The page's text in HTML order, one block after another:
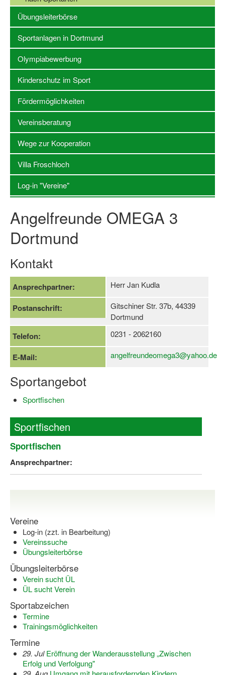
Stellenangebote SSB Dortmund
Vereine
Vereinssuche
Übungsleiterbörse
Sportanlagen in Dortmund
Olympiabewerbung
Kinderschutz im Sport
Fördermöglichkeiten
Wege zur Kooperation
Villa Froschloch
Log-in "Vereine"
Qualifizierung
SSB Qualifizierungen
Übersicht Qualifizierungswege
Qualifizierung im Vereinsmanagement
Fachtag Bildung braucht Bewegung
Erste-Hilfe-Ausbildung
Anmeldeformular / Anmeldebedingungen
Bezuschussung Qualifizierung für Dortmunder
Projekte
Open Sports Day
Dortmund lernt Schwimmen
Bewegungskindergarten
Mini-Sportabzeichen
Sportgutschein 4.0
SportartCheck
Sport vor Ort
Integration durch Sport
NRW bewegt seine KINDER!
Übungsleiterbörse
Sportanlagen in Dortmund
Olympiabewerbung
Kinderschutz im Sport
Fördermöglichkeiten
Vereinsberatung
Wege zur Kooperation
Villa Froschloch
Log-in "Vereine"
Angelfreunde OMEGA 3
Dortmund
Kontakt
Ansprechpartner: Herr Jan Kudla
Postanschrift:
Gitschiner Str. 37b, 44339
Dortmund
Telefon: 0231 - 2062160
E-Mail: angelfreundeomega3@yahoo.de
Sportangebot
Sportfischen
Sportfischen
Sportfischen
Ansprechpartner:
Vereine
Log-in (zzt. in Bearbeitung)
Vereinssuche
Übungsleiterbörse
Übungsleiterbörse
Verein sucht ÜL
ÜL sucht Verein
Sportabzeichen
Termine
Trainingsmöglichkeiten
Termine
29. Jul Eröffnung der Wanderausstellung „Zwischen
Erfolg und Verfolgung"